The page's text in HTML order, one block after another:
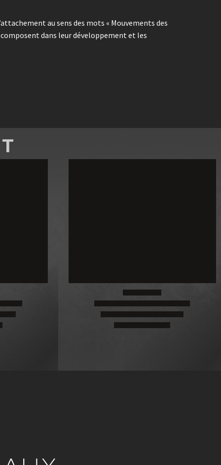
au sens des mots « Mouvements des
dans leur développement et les